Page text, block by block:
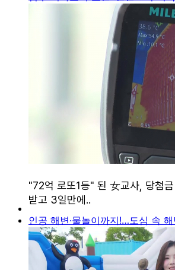
인공 해변·물놀이까지!…도심 속